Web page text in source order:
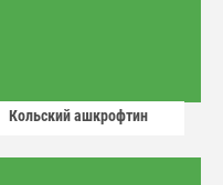
Кольский ашкрофтин